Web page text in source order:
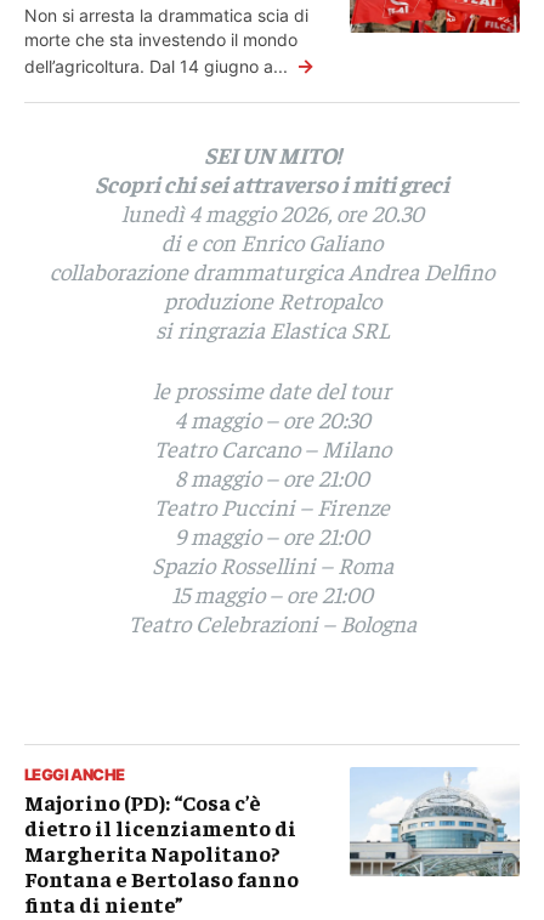
Non si arresta la drammatica scia di
morte che sta investendo il mondo
dell’agricoltura. Dal 14 giugno a... →
SEI UN MITO!
Scopri chi sei attraverso i miti greci
lunedì 4 maggio 2026, ore 20.30
di e con Enrico Galiano
collaborazione drammaturgica Andrea Delfino
produzione Retropalco
si ringrazia Elastica SRL
le prossime date del tour
4 maggio – ore 20:30
Teatro Carcano – Milano
8 maggio – ore 21:00
Teatro Puccini – Firenze
9 maggio – ore 21:00
Spazio Rossellini – Roma
15 maggio – ore 21:00
Teatro Celebrazioni – Bologna
LEGGI ANCHE
Majorino (PD): “Cosa c’è
dietro il licenziamento di
Margherita Napolitano?
Fontana e Bertolaso fanno
finta di niente”